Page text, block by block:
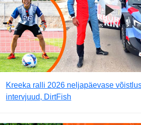
Kreeka ralli 2026 neljapäevase
intervjuud, DirtFish